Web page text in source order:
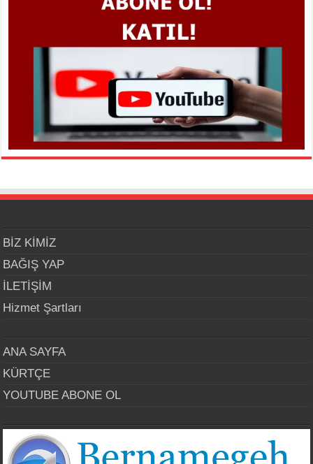
BİZ KİMİZ
BAĞIŞ YAP
İLETİŞİM
Hizmet Şartları
ANA SAYFA
KÜRTÇE
YOUTUBE ABONE OL